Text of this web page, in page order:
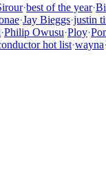
·best of the year·
·Jay Bieggs·justin
·Philip Owusu·Ploy·
hot list·wayna·